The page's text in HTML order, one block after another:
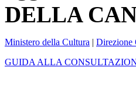
DELLA
Ministero della Cultura | Direzione
GUIDA ALLA